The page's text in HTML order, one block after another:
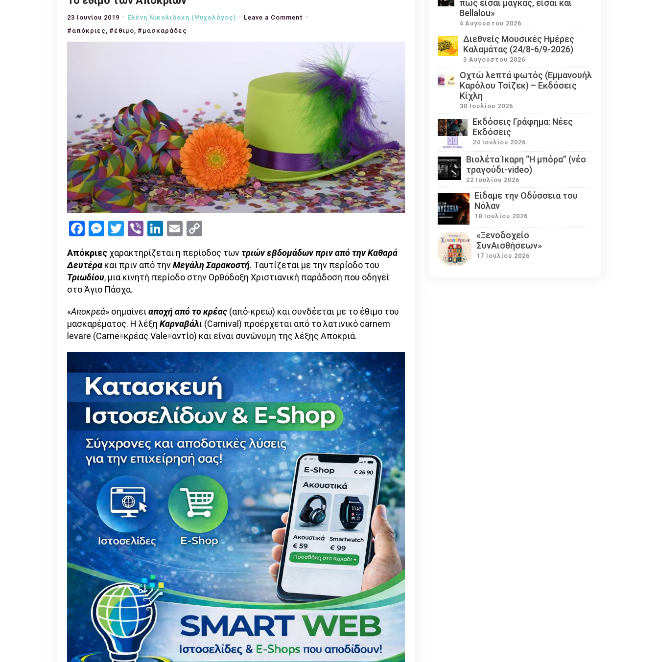
23 Ιουνίου 2019 Ελένη Νικολιδάκη (Ψυχολόγος) Leave a Comment on
Αποκριών
#απόκριες , #έθιμο, #μασκαράδες
Facebook
Messenger
Twitter
ViberLinkedIn
Email
Link
Απόκριες χαρακτηρίζεται η περίοδος τωντριών εβδομάδων πριν από την Καθαρά
Δευτέρα και πριν από τηνΜεγάλη Σαρακοστή. Ταυτίζεται με την περίοδο του
Τριωδίου, μια κινητή περίοδο στην Ορθόδοξη Χριστιανική παράδοση που οδηγεί
στο Άγιο Πάσχα.
«Αποκρεά» σημαίνειαποχή από το κρέας (από-κρεώ) και συνδέεται με το έθιμο του
μασκαρέματος. Η λέξη Καρναβάλι (Carnival) προέρχεται από το λατινικό carnem
levare (Carne=κρέας Vale=αντίο) και είναι συνώνυμη της λέξης Αποκριά.
πως είσαι μάγκας, είσαι και
Bellalou»
4 Αυγούστου 2026
Διεθνείς Μουσικές Ημέρες
Καλαμάτας (24/8-6/9-2026)
3 Αυγούστου 2026
Οχτώ λεπτά φωτός (Εμμανουήλ
Καρόλου Τσίζεκ) – Εκδόσεις
Κίχλη
30 Ιουλίου 2026
Εκδόσεις Γράφημα: Νέες
Εκδόσεις
24 Ιουλίου 2026
Βιολέτα Ίκαρη “Η μπόρα” (νέο
τραγούδι-video)
22 Ιουλίου 2026
Eίδαμε την Οδύσσεια του
Νόλαν
18 Ιουλίου 2026
«Ξενοδοχείο
ΣυνΑισθήσεων»
17 Ιουλίου 2026